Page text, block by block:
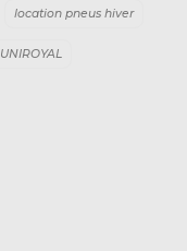
location pneus hiver
UNIROYAL